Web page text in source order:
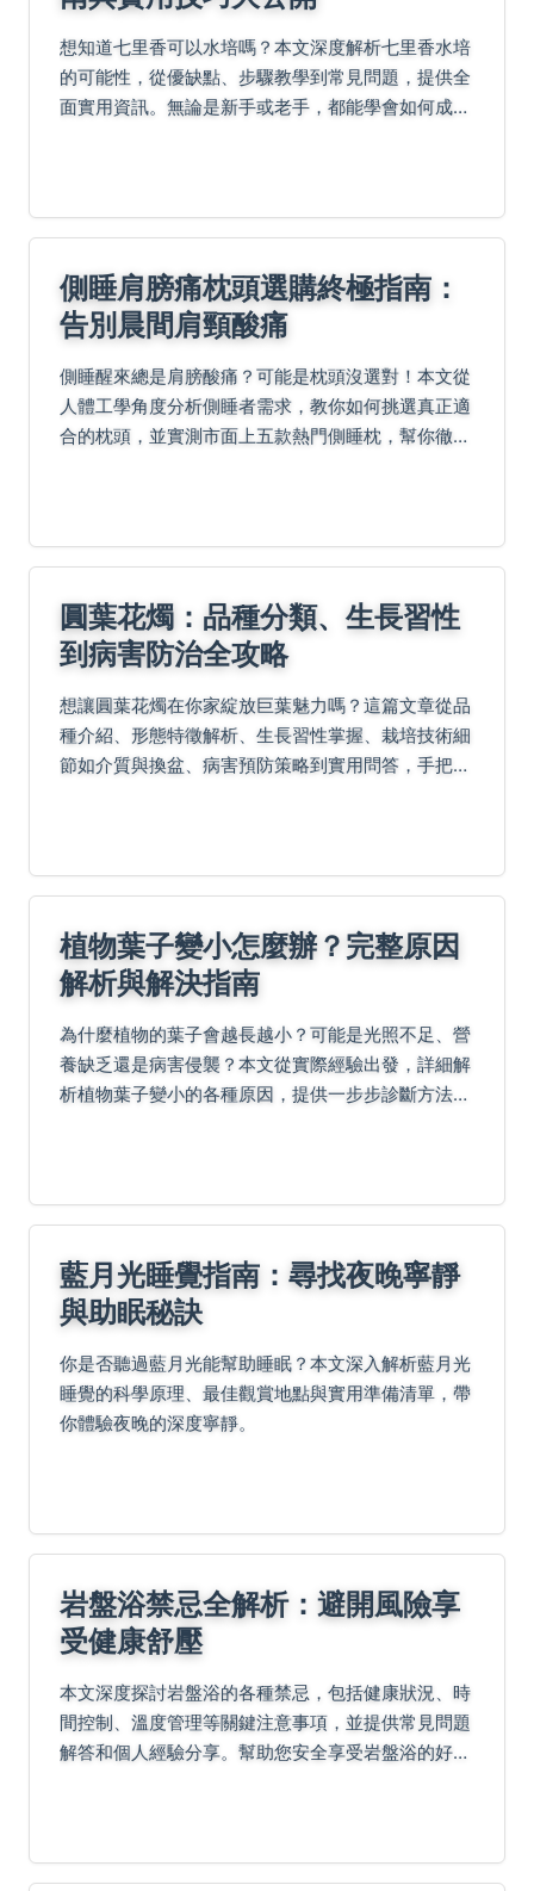
想知道七里香可以水培嗎？本文深度解析七里香水培
的可能性，從優缺點、步驟教學到常見問題，提供全
面實用資訊。無論是新手或老手，都能學會如何成功
側睡肩膀痛枕頭選購終極指南：
告別晨間肩頸酸痛
側睡醒來總是肩膀酸痛？可能是枕頭沒選對！本文從
人體工學角度分析側睡者需求，教你如何挑選真正適
合的枕頭，並實測市面上五款熱門側睡枕，幫你徹底
圓葉花燭：品種分類、生長習性
到病害防治全攻略
想讓圓葉花燭在你家綻放巨葉魅力嗎？這篇文章從品
種介紹、形態特徵解析、生長習性掌握、栽培技術細
節如介質與換盆、病害預防策略到實用問答，手把手
植物葉子變小怎麼辦？完整原因
解析與解決指南
為什麼植物的葉子會越長越小？可能是光照不足、營
養缺乏還是病害侵襲？本文從實際經驗出發，詳細解
析植物葉子變小的各種原因，提供一步步診斷方法和
藍月光睡覺指南：尋找夜晚寧靜
與助眠秘訣
你是否聽過藍月光能幫助睡眠？本文深入解析藍月光
睡覺的科學原理、最佳觀賞地點與實用準備清單，帶
你體驗夜晚的深度寧靜。
岩盤浴禁忌全解析：避開風險享
受健康舒壓
本文深度探討岩盤浴的各種禁忌，包括健康狀況、時
間控制、溫度管理等關鍵注意事項，並提供常見問題
解答和個人經驗分享。幫助您安全享受岩盤浴的好